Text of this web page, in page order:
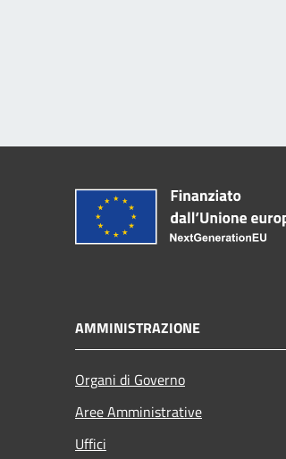
AMMINISTRAZIONE
Organi di Governo
Aree Amministrative
Uffici